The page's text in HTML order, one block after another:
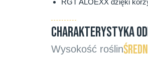
CHARAKTERYSTYKA
Wysokość roślin